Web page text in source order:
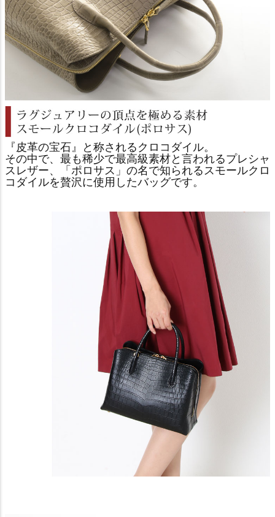
『皮革の宝石』と称されるクロコダイル。
その中で、最も稀少で最高級素材と言われるプレシャ
スレザー、「ポロサス」の名で知られるスモールクロ
コダイルを贅沢に使用したバッグです。